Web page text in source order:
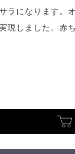
ラになります。
現しました。赤